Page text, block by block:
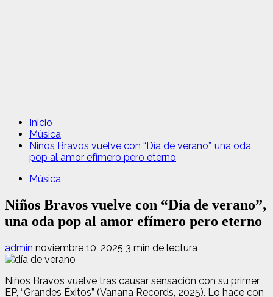
Inicio
Música
Niños Bravos vuelve con “Día de verano”, una oda
pop al amor efímero pero eterno
Música
Niños Bravos vuelve con “Día de verano”,
una oda pop al amor efímero pero eterno
admin noviembre 10, 2025 3 min de lectura
Niños Bravos vuelve tras causar sensación con su primer
EP, “Grandes Éxitos” (Vanana Records, 2025). Lo hace con